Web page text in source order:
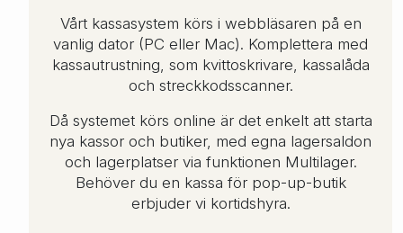
Vårt kassasystem körs i webbläsaren på en
vanlig dator (PC eller Mac). Komplettera med
kassautrustning, som kvittoskrivare, kassalåda
och streckkodsscanner.
Då systemet körs online är det enkelt att starta
nya kassor och butiker, med egna lagersaldon
och lagerplatser via funktionen Multilager.
Behöver du en kassa för pop-up-butik
erbjuder vi kortidshyra.